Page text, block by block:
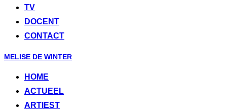
TV
DOCENT
CONTACT
Skip
content
MELISE DE WINTER
HOME
ACTUEEL
ARTIEST